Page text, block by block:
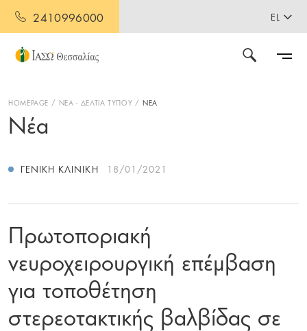
2410996000 EL
HOMEPAGE ΝΕΑ - ΔΕΛΤΙΑ ΤΥΠΟΥ ΝΕΑ
Νέα
ΓΕΝΙΚΉ ΚΛΙΝΙΚΉ 18/01/2021
Πρωτοποριακή
νευροχειρουργική επέμβαση
για τοποθέτηση
στερεοτακτικής βαλβίδας σε